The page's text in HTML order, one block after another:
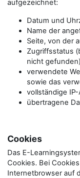
aufgezeichnet:
Datum und
Name der
Seite, von der
Zugriffsstatus
nicht gefunden)
verwendete
sowie das
vollständige
übertragene
Cookies
Das E-
Cookies. Bei
Internetbrowser auf